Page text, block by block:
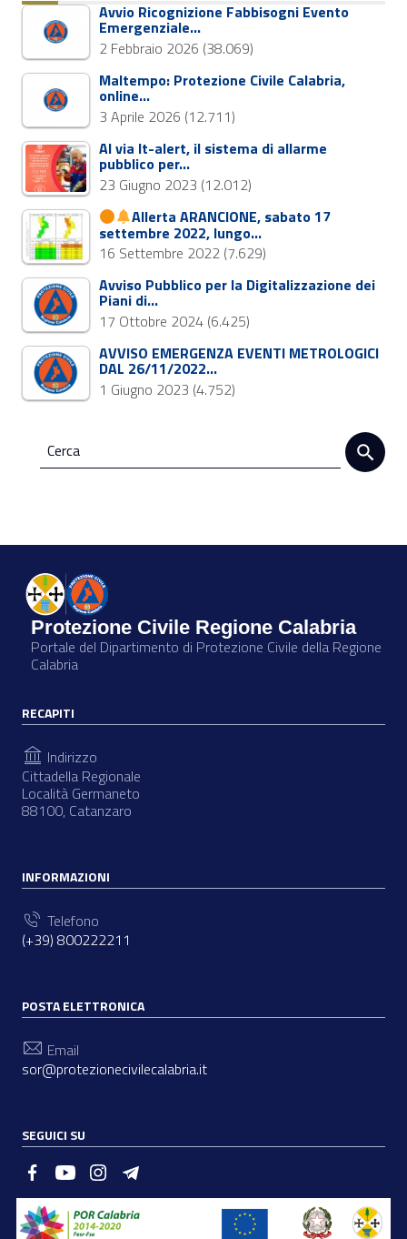
Avvio Ricognizione Fabbisogni Evento
Emergenziale…
2 Febbraio 2026 (38.069)
Maltempo: Protezione Civile Calabria,
online…
3 Aprile 2026 (12.711)
Al via It-alert, il sistema di allarme
pubblico per…
23 Giugno 2023 (12.012)
Allerta ARANCIONE, sabato 17
settembre 2022, lungo…
16 Settembre 2022 (7.629)
Avviso Pubblico per la Digitalizzazione dei
Piani di…
17 Ottobre 2024 (6.425)
AVVISO EMERGENZA EVENTI METROLOGICI
DAL 26/11/2022…
1 Giugno 2023 (4.752)
Protezione Civile Regione Calabria
Portale del Dipartimento di Protezione Civile della Regione
Calabria
RECAPITI
Indirizzo
Cittadella Regionale
Località Germaneto
88100, Catanzaro
INFORMAZIONI
Telefono
(+39) 800222211
POSTA ELETTRONICA
Email
sor@protezionecivilecalabria.it
SEGUICI SU